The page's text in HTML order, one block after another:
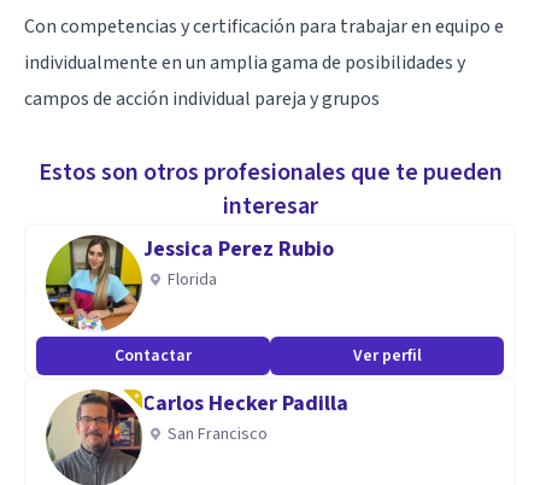
Con competencias y certificación para trabajar en equipo e
individualmente en un amplia gama de posibilidades y
campos de acción individual pareja y grupos
Estos son otros profesionales que te pueden
interesar
Jessica Perez Rubio
Florida
Contactar Ver perfil
Carlos Hecker Padilla
San Francisco